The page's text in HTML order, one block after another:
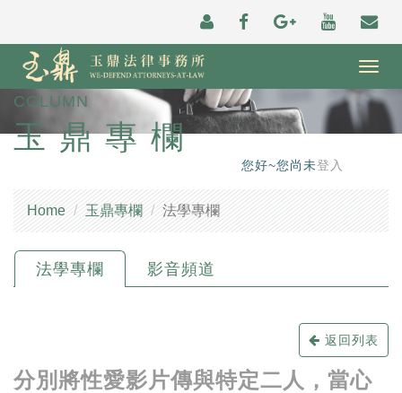
COLUMN
玉鼎專欄
您好~您尚未登入
Home 玉鼎專欄 法學專欄
法學專欄 影音頻道
返回列表
分別將性愛影片傳與特定二人，當心